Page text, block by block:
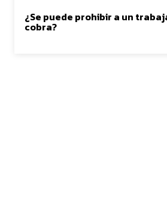
¿Se puede prohibir a un
cobra?